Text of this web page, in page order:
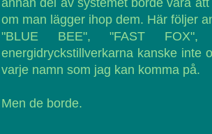
annan del av systemet borde vara
om man lägger ihop dem. Här följer
"BLUE BEE", "FAST FOX",
energidryckstillverkarna kanske inte
varje namn som jag kan komma på.
Men de borde.